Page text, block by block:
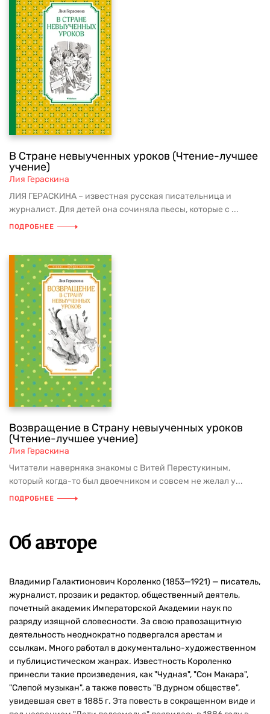
В Стране невыученных уроков (Чтение-лучшее
учение)
Лия Гераскина
ЛИЯ ГЕРАСКИНА – известная русская писательница и
журналист. Для детей она сочиняла пьесы, которые с ...
ПОДРОБНЕЕ
Возвращение в Страну невыученных уроков
(Чтение-лучшее учение)
Лия Гераскина
Читатели наверняка знакомы с Витей Перестукиным,
который когда-то был двоечником и совсем не желал у...
ПОДРОБНЕЕ
Об авторе
Владимир Галактионович Короленко (1853—1921) — писатель,
журналист, прозаик и редактор, общественный деятель,
почетный академик Императорской Академии наук по
разряду изящной словесности. За свою правозащитную
деятельность неоднократно подвергался арестам и
ссылкам. Много работал в документально-художественном
и публицистическом жанрах. Известность Короленко
принесли такие произведения, как "Чудная", "Сон Макара",
"Слепой музыкан", а также повесть "В дурном обществе",
увидевшая свет в 1885 г. Эта повесть в сокращенном виде и